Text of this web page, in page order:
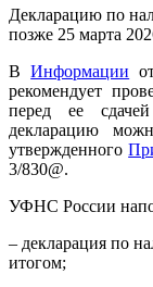
Декларацию по
позже 25 марта
ВИнформации
рекомендует
перед ее
декларацию
утвержденного
3/830@.
УФНС России
– декларация по
итогом;